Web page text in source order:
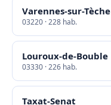
Varennes-sur-Tèche
03220 · 228 hab.
Louroux-de-Bouble
03330 · 226 hab.
Taxat-Senat